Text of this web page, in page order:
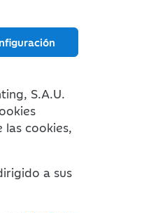
S.A.U.
cookies,
a sus